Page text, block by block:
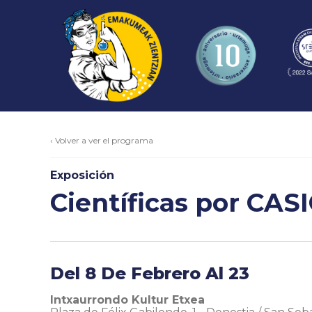
‹ Volver a ver el programa
Exposición
Científicas por
Del 8 De Febrero Al 23
Intxaurrondo Kultur Etxea